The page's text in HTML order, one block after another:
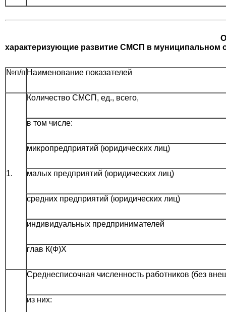
характеризующие развитие СМСП в муниципальном
№п/п Наименование показателей
1.
Количество СМСП, ед., всего,
в том числе:
микропредприятий (юридических лиц)
малых предприятий (юридических лиц)
средних предприятий (юридических лиц)
индивидуальных предпринимателей
глав К(Ф)Х
Среднесписочная численность работников (без
из них: